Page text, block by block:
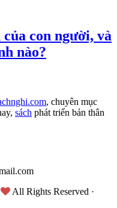
con người, và
nào?
, chuyên mục
sách phát triển bản thân
All Rights Reserved ·